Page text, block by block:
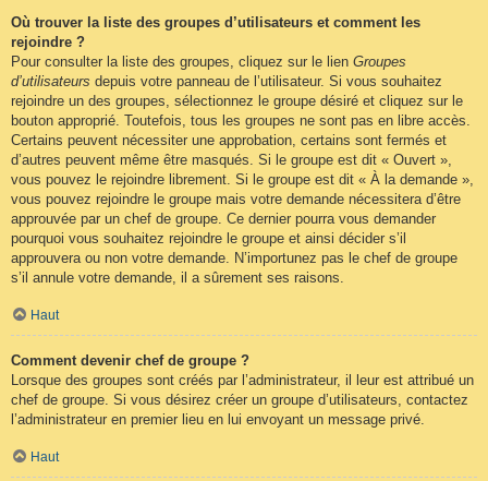
Où trouver la liste des groupes d’utilisateurs et comment les
rejoindre ?
Pour consulter la liste des groupes, cliquez sur le lien Groupes
d’utilisateurs depuis votre panneau de l’utilisateur. Si vous souhaitez
rejoindre un des groupes, sélectionnez le groupe désiré et cliquez sur le
bouton approprié. Toutefois, tous les groupes ne sont pas en libre accès.
Certains peuvent nécessiter une approbation, certains sont fermés et
d’autres peuvent même être masqués. Si le groupe est dit « Ouvert »,
vous pouvez le rejoindre librement. Si le groupe est dit « À la demande »,
vous pouvez rejoindre le groupe mais votre demande nécessitera d’être
approuvée par un chef de groupe. Ce dernier pourra vous demander
pourquoi vous souhaitez rejoindre le groupe et ainsi décider s’il
approuvera ou non votre demande. N’importunez pas le chef de groupe
s’il annule votre demande, il a sûrement ses raisons.
Haut
Comment devenir chef de groupe ?
Lorsque des groupes sont créés par l’administrateur, il leur est attribué un
chef de groupe. Si vous désirez créer un groupe d’utilisateurs, contactez
l’administrateur en premier lieu en lui envoyant un message privé.
Haut